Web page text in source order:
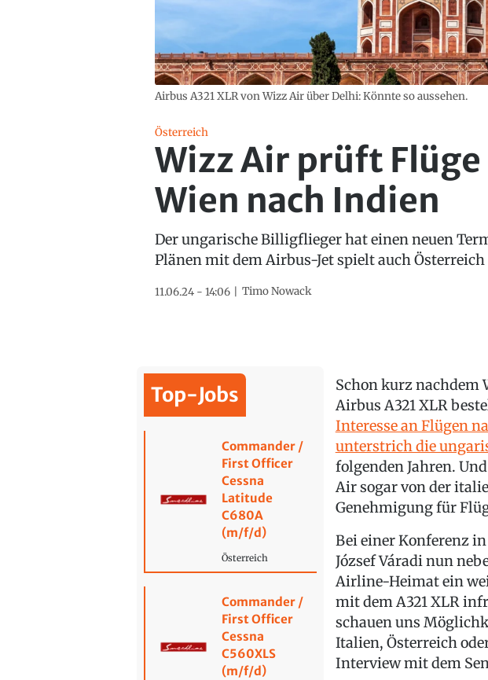
Airbus A321 XLR von Wizz Air über Delhi: Könnte so aussehen.
Österreich
Wizz Air prüft Flüge
Wien nach Indien
Der ungarische Billigflieger hat einen neuen
Plänen mit dem Airbus-Jet spielt auch Österreich
11.06.24 - 14:06 Timo Nowack
Top-Jobs
Commander /
First Officer
Cessna
Latitude
C680A
(m/f/d)
Österreich
Commander /
First Officer
Cessna
C560XLS
(m/f/d)
Schon kurz nachdem
Airbus A321 XLR
Interesse an Flügen
unterstrich die
folgenden Jahren.
Air sogar von der
Genehmigung für
Bei einer Konferenz
József Váradi nun
Airline-Heimat ein
mit dem A321 XLR
schauen uns
Italien, Österreich
Interview mit dem